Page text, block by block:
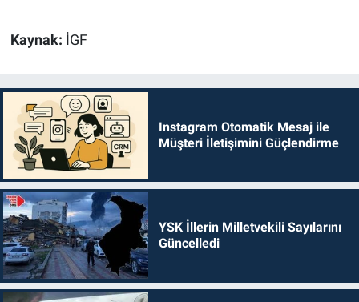
Kaynak: İGF
Instagram Otomatik Mesaj ile
Müşteri İletişimini Güçlendirme
YSK İllerin Milletvekili Sayılarını
Güncelledi